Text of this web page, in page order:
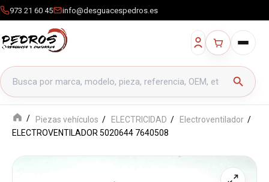
973 21 60 45 info@desguacespedros.es
Buscar productos
search
Piezas vehículos ELECTRICIDAD
Electroventilador
ELECTROVENTILADOR 5020644 7640508